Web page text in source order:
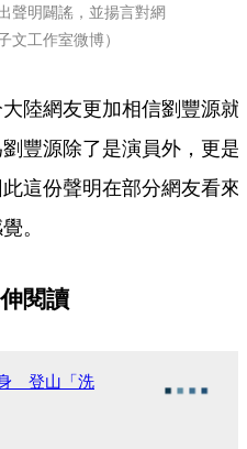
聲明闢謠，並揚言對網
文工作室微博）
陸網友更加相信劉豐源就
豐源除了是演員外，更是
這份聲明在部分網友看來
。
閱讀
登山「洗